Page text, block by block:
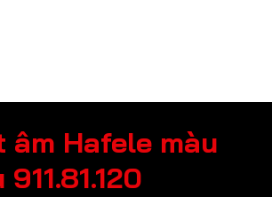
âm Hafele màu